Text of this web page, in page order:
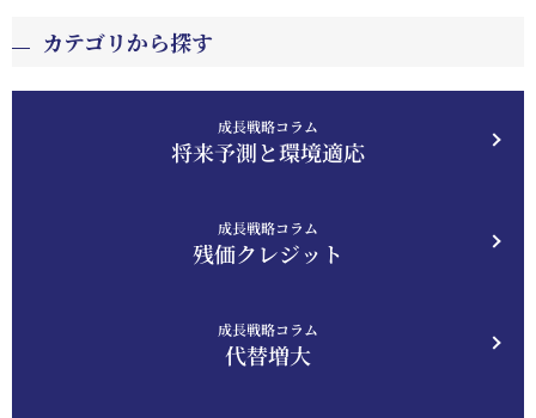
カテゴリから探す
成長戦略コラム
将来予測と環境適応
成長戦略コラム
残価クレジット
成長戦略コラム
代替増大